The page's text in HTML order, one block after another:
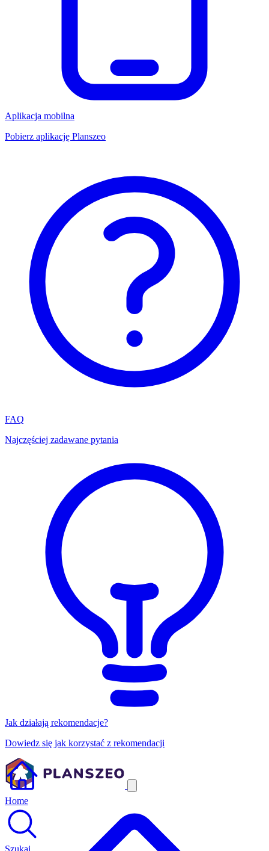
Aplikacja mobilna
Pobierz aplikację Planszeo
FAQ
Najczęściej zadawane pytania
Jak działają rekomendacje?
Dowiedz się jak korzystać z rekomendacji
Home
Szukaj